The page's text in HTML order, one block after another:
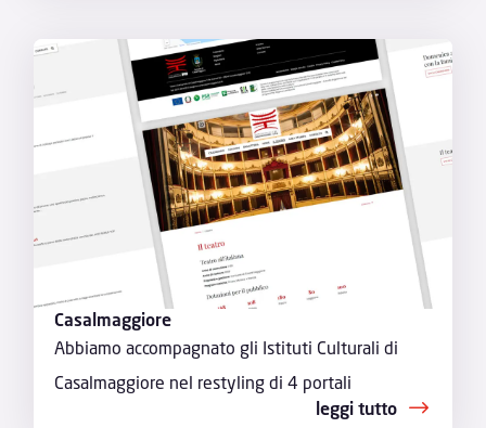
Casalmaggiore
Abbiamo accompagnato gli Istituti Culturali di
Casalmaggiore nel restyling di 4 portali
leggi tutto